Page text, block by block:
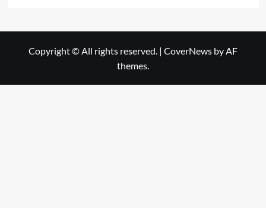
Copyright © All rights reserved. | CoverNews by AF
themes.